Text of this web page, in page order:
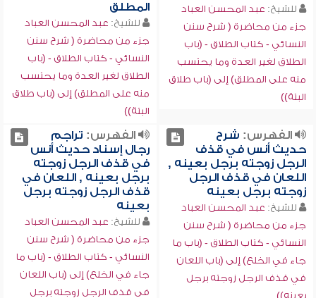
للشيخ: عبد المحسن العباد
جزء من محاضرة ( شرح سنن
النسائي - كتاب الطلاق - (باب
الطلاق لغير العدة وما يحتسب
منه على المطلق) إلى (باب طلاق
البتة))
المطلق
للشيخ: عبد المحسن العباد
جزء من محاضرة ( شرح سنن
النسائي - كتاب الطلاق - (باب
الطلاق لغير العدة وما يحتسب
منه على المطلق) إلى (باب طلاق
البتة))
الفهرس: شرح
حديث أنس في قذف
الرجل زوجته برجل بعينه ,
اللعان في قذف الرجل
زوجته برجل بعينه
للشيخ: عبد المحسن العباد
جزء من محاضرة ( شرح سنن
النسائي - كتاب الطلاق - (باب ما
جاء في الخلع) إلى (باب اللعان
في قذف الرجل زوجته برجل
بعينه))
الفهرس: تراجم
رجال إسناد حديث أنس
في قذف الرجل زوجته
برجل بعينه , اللعان في
قذف الرجل زوجته برجل
بعينه
للشيخ: عبد المحسن العباد
جزء من محاضرة ( شرح سنن
النسائي - كتاب الطلاق - (باب ما
جاء في الخلع) إلى (باب اللعان
في قذف الرجل زوجته برجل